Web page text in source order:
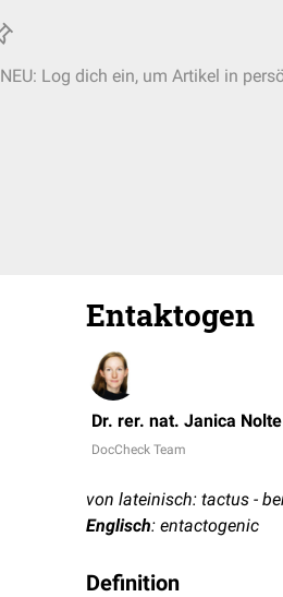
NEU: Log dich ein, um Artikel in
Entaktogen
Dr. rer. nat. Janica Nolte
DocCheck Team
von lateinisch: tactus -
Englisch: entactogenic
Definition